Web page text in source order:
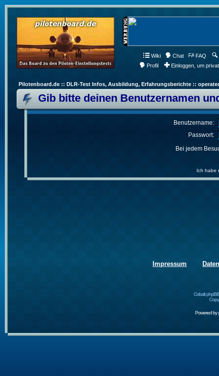
Wiki Chat FAQ
Profil
Einloggen, um
Pilotenboard.de :: DLR-Test Infos, Ausbildung, Erfahrungsberichte ::
Gib bitte deinen Benutzernamen
Benutzername:
Passwort:
Bei jedem
Ich habe
Impressum
Cobalt
Powered by